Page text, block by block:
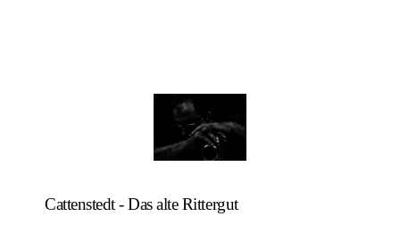
Cattenstedt - Das alte Rittergut